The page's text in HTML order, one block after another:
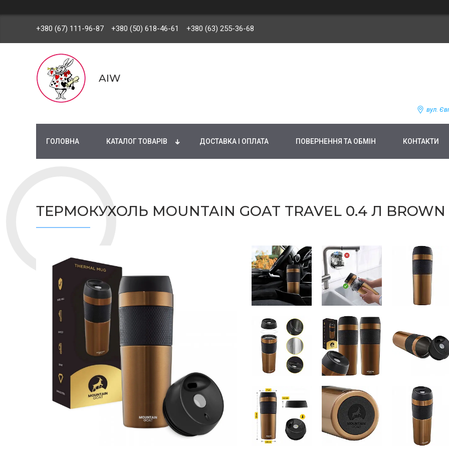
+380 (67) 111-96-87 +380 (50) 618-46-61 +380 (63) 255-36-68
AIW
вул.
ГОЛОВНА КАТАЛОГ ТОВАРІВ ДОСТАВКА І ОПЛАТА ПОВЕРНЕННЯ ТА ОБМІН КОНТАКТИ
ТЕРМОКУХОЛЬ MOUNTAIN GOAT TRAVEL 0.4 Л BROWN